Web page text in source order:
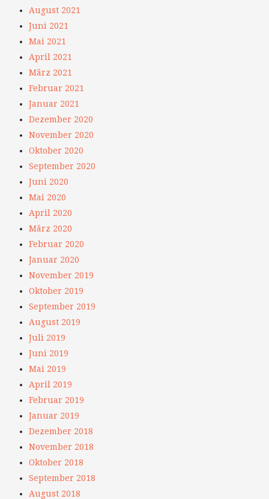
August 2021
Juni 2021
Mai 2021
April 2021
März 2021
Februar 2021
Januar 2021
Dezember 2020
November 2020
Oktober 2020
September 2020
Juni 2020
Mai 2020
April 2020
März 2020
Februar 2020
Januar 2020
November 2019
Oktober 2019
September 2019
August 2019
Juli 2019
Juni 2019
Mai 2019
April 2019
Februar 2019
Januar 2019
Dezember 2018
November 2018
Oktober 2018
September 2018
August 2018